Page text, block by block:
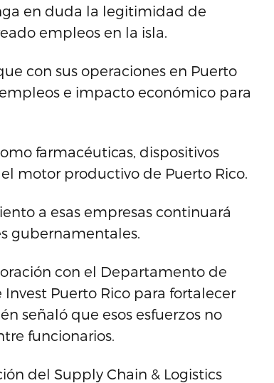
en duda la legitimidad de
empleos en la isla.
con sus operaciones en Puerto
e impacto económico para
farmacéuticas, dispositivos
motor productivo de Puerto Rico.
a esas empresas continuará
gubernamentales.
con el Departamento de
Puerto Rico para fortalecer
señaló que esos esfuerzos no
funcionarios.
del Supply Chain & Logistics